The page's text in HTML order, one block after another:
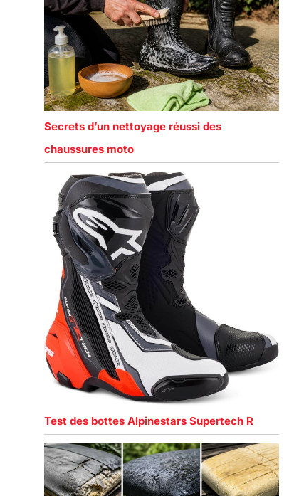
Secrets d’un nettoyage réussi des
chaussures moto
Test des bottes Alpinestars Supertech R